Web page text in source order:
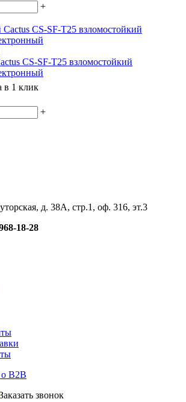
+
CS-SF-T25 взломостойкий
в 1 клик
+
д. 38А, стр.1, оф. 316, эт.3
18-28
B2B
звонок